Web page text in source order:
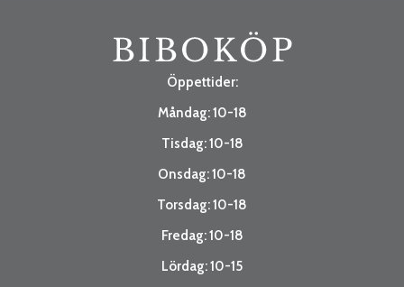
Öppettider:
Måndag: 10-18
Tisdag: 10-18
Onsdag: 10-18
Torsdag: 10-18
Fredag: 10-18
Lördag: 10-15